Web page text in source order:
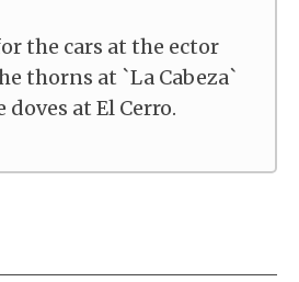
the cars at the ector
thorns at `La Cabeza`
doves at El Cerro.